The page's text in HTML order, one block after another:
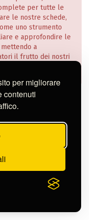
per migliorare
contenuti
per tutte le
le nostre schede,
uno strumento
e approfondire le
a
il frutto dei nostri
di consultazione in
e privacy